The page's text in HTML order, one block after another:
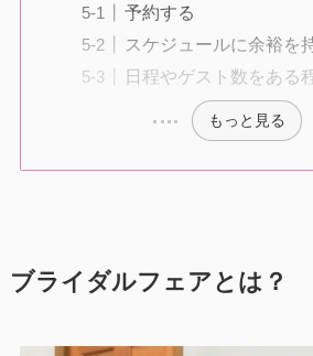
予約する
スケジュールに余裕を
日程やゲスト数をある
もっと見る
ブライダルフェアとは？